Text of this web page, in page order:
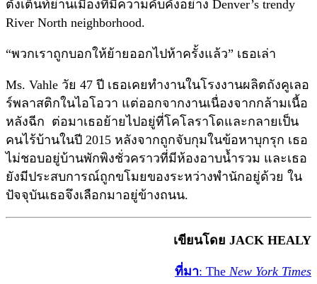
ตั้งเต็นท์ย่านเมืองที่มีความคับคั่งอย่าง Denver’s trendy
River North neighborhood.
“พวกเราถูกบอกให้ย้ายออกไปห้าครั้งแล้ว” เธอเล่า
Ms. Vahle วัย 47 ปี เธอเคยทำงานในโรงงานผลิตถังคูเลอ
ร์พลาสติกในไอโอวา แต่ออกจากงานเนื่องจากกล้ามเนื้อ
หลังฉีก ต่อมาเธอย้ายไปอยู่ที่โคโลราโดและกลายเป็น
คนไร้บ้านในปี 2015 หลังจากถูกจับกุมในข้อหาบุกรุก เธอ
ไม่ชอบอยู่บ้านพักพิงชั่วคราวที่มีห้องอาบน้ำรวม และเธอ
ยังมีประสบการณ์ถูกขโมยของระหว่างพำนักอยู่ด้วย ใน
ปัจจุบันเธอจึงเลือกมาอยู่ข้างถนน.
เขียนโดย JACK HEALY
ที่มา: The New York Times